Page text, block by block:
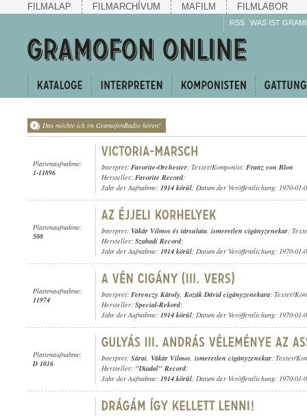
FILMALAP FILMARCHÍVUM MAFILM FILMLABOR
RSS WAS IST
Das möchte ich im GramofonRadio hören!
Plattenaufnahme:
1-11896
Interpret: Favorite-Orchester; Texter/Komponist: Franz von Blon
Hersteller: Favorite Record;
Jahr der Aufnahme: 1914 körül; Datum der Veröffentlichung: 1970-01-
Plattenaufnahme:
508
Interpret: Vákár Vilmos és társulata, ismeretlen cigányzenekar;
Hersteller: Szabadi Record;
Jahr der Aufnahme: 1914 körül; Datum der Veröffentlichung: 1970-01-
Plattenaufnahme:
11974
Interpret: Ferenczy Károly, Kozák Dávid cigányzenekara; Texter/
Hersteller: Special-Rekord;
Jahr der Aufnahme: 1914 körül; Datum der Veröffentlichung: 1970-01-
Plattenaufnahme:
D 1016
Interpret: Sárai, Vákár Vilmos, ismeretlen cigányzenekar; Texter/
Hersteller: "Diadal" Record;
Jahr der Aufnahme: 1914 körül; Datum der Veröffentlichung: 1970-01-